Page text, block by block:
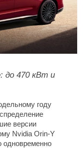
до 470 кВт и
году
версии
Nvidia Orin-Y
одновременно